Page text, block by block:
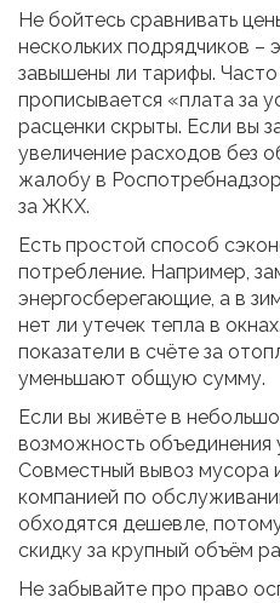
Не бойтесь сравнивать
нескольких подрядчиков –
завышены ли тарифы.
прописывается «плата за
расценки скрыты. Если вы
увеличение расходов без
жалобу в
за ЖКХ.
Есть простой способ
потребление. Например,
энергосберегающие, а в
нет ли утечек тепла в
показатели в счёте за
уменьшают общую сумму.
Если вы живёте в
возможность объединения
Совместный вывоз мусора
компанией по
обходятся дешевле,
скидку за крупный объём
Не забывайте про право